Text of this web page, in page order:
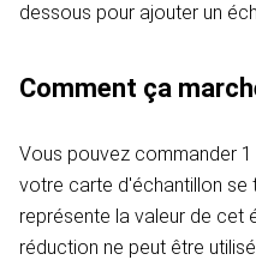
dessous pour ajouter un
Comment ça
Vous pouvez commander
votre carte d'échantillon se
représente la valeur de cet
réduction ne peut être